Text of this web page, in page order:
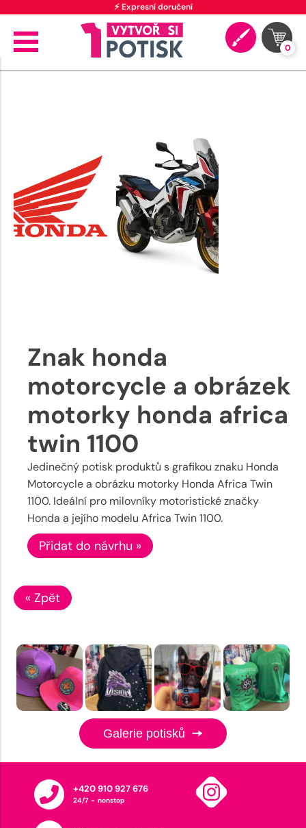
⚡ Expresní doručení
0
Znak honda
motorcycle a obrázek
motorky honda africa
twin 1100
Jedinečný potisk produktů s grafikou znaku Honda
Motorcycle a obrázku motorky Honda Africa Twin
1100. Ideální pro milovníky motoristické značky
Honda a jejího modelu Africa Twin 1100.
Přidat do návrhu »
« Zpět
Galerie potisků
+420 910 927 676
24/7 - nonstop